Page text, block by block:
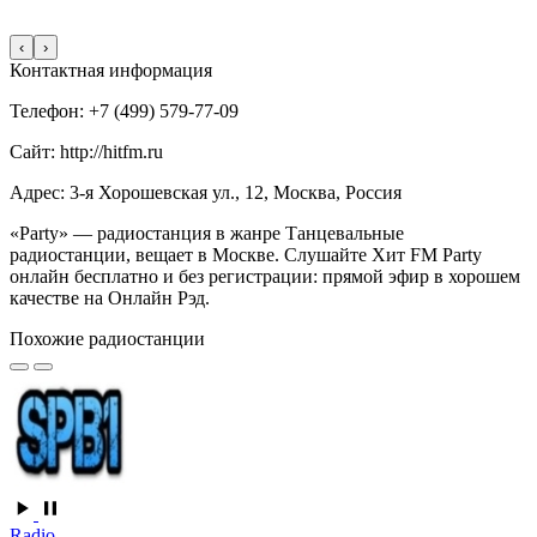
‹ ›
Контактная информация
Телефон: +7 (499) 579-77-09
Сайт: http://hitfm.ru
Адрес: 3-я Хорошевская ул., 12, Москва, Россия
«Party» — радиостанция в жанре Танцевальные
радиостанции, вещает в Москве. Слушайте Хит FM Party
онлайн бесплатно и без регистрации: прямой эфир в хорошем
качестве на Онлайн Рэд.
Похожие радиостанции